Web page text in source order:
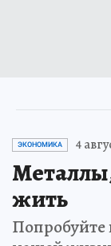
ЭКОНОМИКА 4
жить
Попробуйте